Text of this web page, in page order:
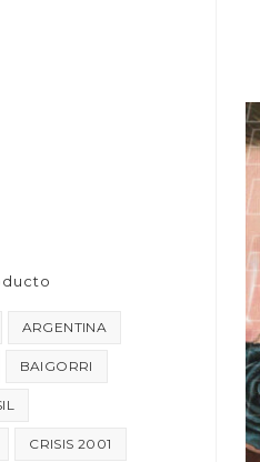
ARGENTINA
BAIGORRI
CRISIS 2001